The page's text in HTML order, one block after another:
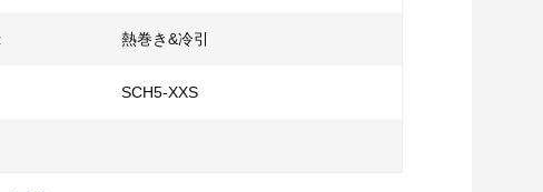
熱巻き&冷引
SCH5-XXS